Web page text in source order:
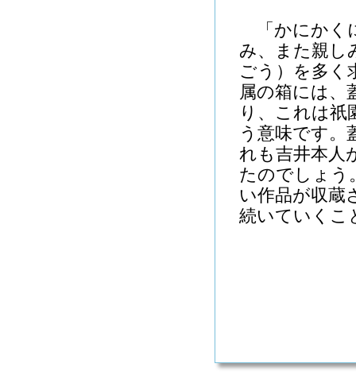
「かにかく
み、また親し
ごう）を多く
属の箱には、
り、これは祇
う意味です
れも吉井本人
たのでしょう
い作品が収蔵
続いていくこ